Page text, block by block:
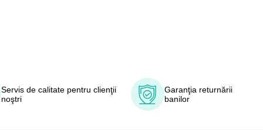
Servis de calitate pentru clienţii
noştri
Garanţia returnării
banilor